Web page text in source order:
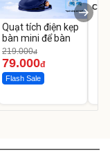
Quạt tích điện kẹp
bàn mini để bàn
219.000đ
79.000đ
Flash Sale